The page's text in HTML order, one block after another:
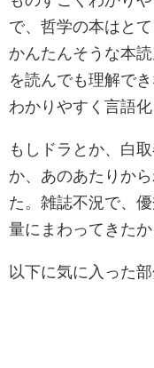
で、哲学の本はと
かんたんそうな本
を読んでも理解で
わかりやすく言語
もしドラとか、白
か、あのあたりか
た。雑誌不況で、
量にまわってきたか
以下に気に入った